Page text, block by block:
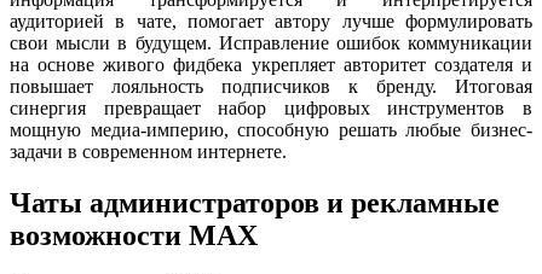
аудиторией в чате, помогает автору лучше формулировать
свои мысли в будущем. Исправление ошибок коммуникации
на основе живого фидбека укрепляет авторитет создателя и
повышает лояльность подписчиков к бренду. Итоговая
синергия превращает набор цифровых инструментов в
мощную медиа-империю, способную решать любые бизнес-
задачи в современном интернете.
Чаты администраторов и рекламные
возможности MAX